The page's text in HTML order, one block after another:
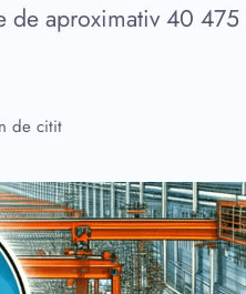
aproximativ 40 475
de citit